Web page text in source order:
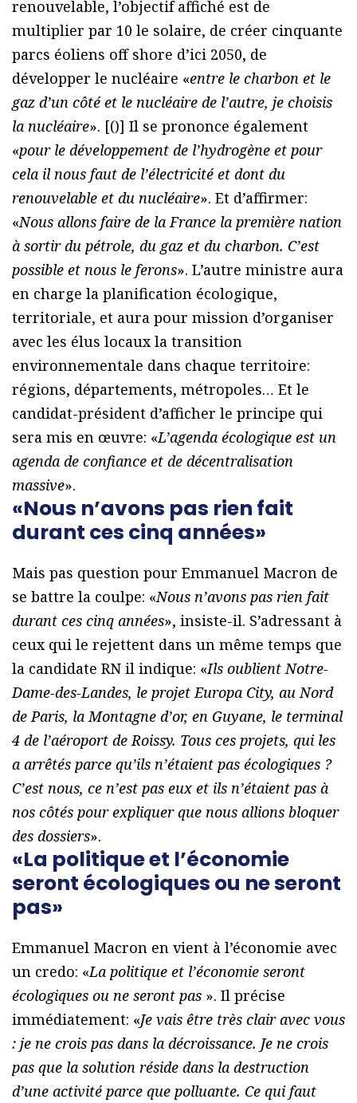
renouvelable, l’objectif affiché est de
multiplier par 10 le solaire, de créer cinquante
parcs éoliens off shore d’ici 2050, de
développer le nucléaire «entre le charbon et le
gaz d’un côté et le nucléaire de l’autre, je choisis
la nucléaire». [()] Il se prononce également
«pour le développement de l’hydrogène et pour
cela il nous faut de l’électricité et dont du
renouvelable et du nucléaire». Et d’affirmer:
«Nous allons faire de la France la première nation
à sortir du pétrole, du gaz et du charbon. C’est
possible et nous le ferons». L’autre ministre aura
en charge la planification écologique,
territoriale, et aura pour mission d’organiser
avec les élus locaux la transition
environnementale dans chaque territoire:
régions, départements, métropoles… Et le
candidat-président d’afficher le principe qui
sera mis en œuvre: «L’agenda écologique est un
agenda de confiance et de décentralisation
massive».
«Nous n’avons pas rien fait
durant ces cinq années»
Mais pas question pour Emmanuel Macron de
se battre la coulpe: «Nous n’avons pas rien fait
durant ces cinq années», insiste-il. S’adressant à
ceux qui le rejettent dans un même temps que
la candidate RN il indique: «Ils oublient Notre-
Dame-des-Landes, le projet Europa City, au Nord
de Paris, la Montagne d’or, en Guyane, le terminal
4 de l’aéroport de Roissy. Tous ces projets, qui les
a arrêtés parce qu’ils n’étaient pas écologiques ?
C’est nous, ce n’est pas eux et ils n’étaient pas à
nos côtés pour expliquer que nous allions bloquer
des dossiers».
«La politique et l’économie
seront écologiques ou ne seront
pas»
Emmanuel Macron en vient à l’économie avec
un credo: «La politique et l’économie seront
écologiques ou ne seront pas ». Il précise
immédiatement: «Je vais être très clair avec vous
: je ne crois pas dans la décroissance. Je ne crois
pas que la solution réside dans la destruction
d’une activité parce que polluante. Ce qui faut